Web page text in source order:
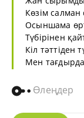
Көзім салман
Осыншама
Түбірінен
Кіл тәттіден
Мен
Өлеңдер